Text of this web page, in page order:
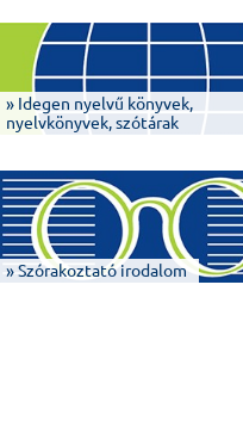
» Idegen nyelvű könyvek,
nyelvkönyvek, szótárak
» Szórakoztató irodalom